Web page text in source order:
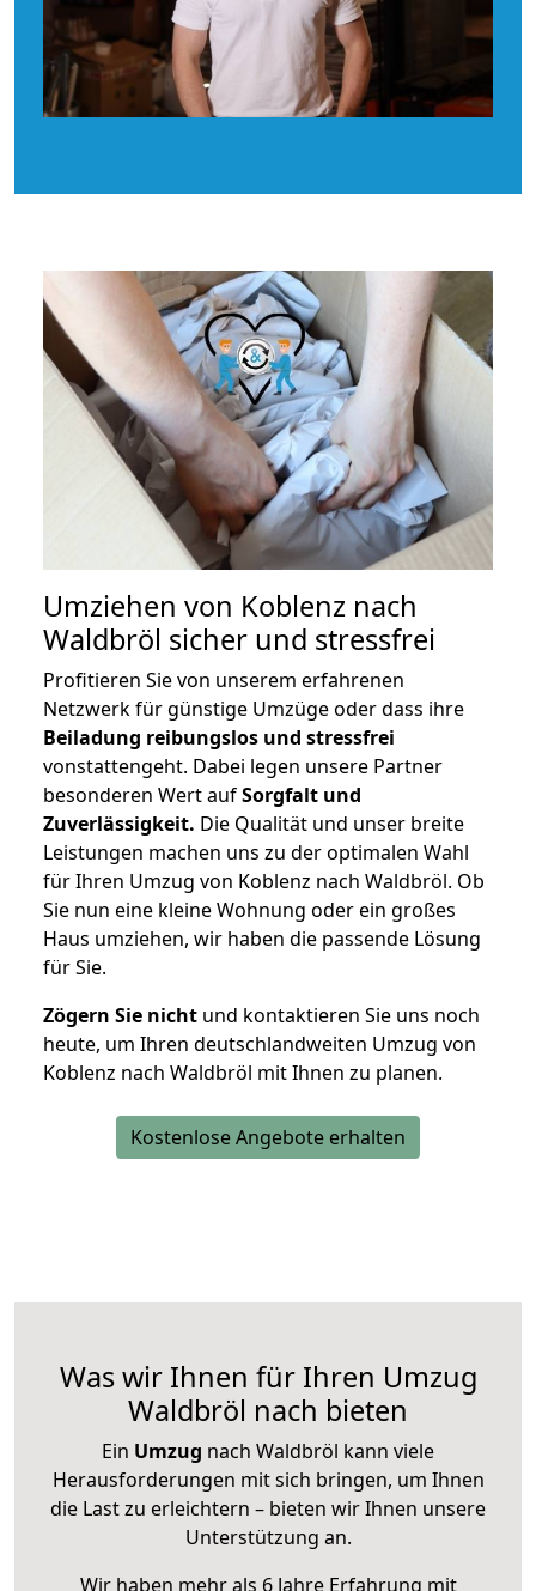
Umziehen von Koblenz nach
Waldbröl sicher und stressfrei
Profitieren Sie von unserem erfahrenen
Netzwerk für günstige Umzüge oder dass ihre
Beiladung reibungslos und stressfrei
vonstattengeht. Dabei legen unsere Partner
besonderen Wert aufSorgfalt und
Zuverlässigkeit. Die Qualität und unser breite
Leistungen machen uns zu der optimalen Wahl
für Ihren Umzug von Koblenz nach Waldbröl. Ob
Sie nun eine kleine Wohnung oder ein großes
Haus umziehen, wir haben die passende Lösung
für Sie.
Zögern Sie nicht und kontaktieren Sie uns noch
heute, um Ihren deutschlandweiten Umzug von
Koblenz nach Waldbröl mit Ihnen zu planen.
Kostenlose Angebote erhalten
Was wir Ihnen für Ihren Umzug
Waldbröl nach bieten
Ein Umzug nach Waldbröl kann viele
Herausforderungen mit sich bringen, um Ihnen
die Last zu erleichtern – bieten wir Ihnen unsere
Unterstützung an.
Wir haben mehr als 6 Jahre Erfahrung mit